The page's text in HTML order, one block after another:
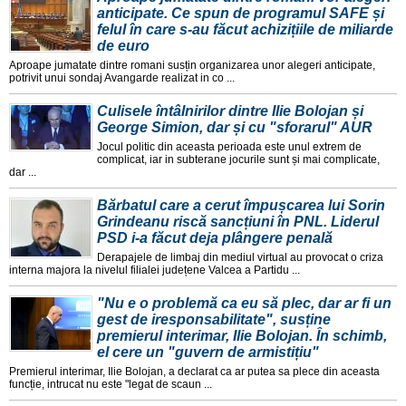
anticipate. Ce spun de programul SAFE și
felul în care s-au făcut achizițiile de miliarde
de euro
Aproape jumatate dintre romani susțin organizarea unor alegeri anticipate,
potrivit unui sondaj Avangarde realizat in co ...
Culisele întâlnirilor dintre Ilie Bolojan și
George Simion, dar și cu "sforarul" AUR
Jocul politic din aceasta perioada este unul extrem de
complicat, iar in subterane jocurile sunt și mai complicate,
dar ...
Bărbatul care a cerut împușcarea lui Sorin
Grindeanu riscă sancțiuni în PNL. Liderul
PSD i-a făcut deja plângere penală
Derapajele de limbaj din mediul virtual au provocat o criza
interna majora la nivelul filialei județene Valcea a Partidu ...
"Nu e o problemă ca eu să plec, dar ar fi un
gest de iresponsabilitate", susține
premierul interimar, Ilie Bolojan. În schimb,
el cere un "guvern de armistițiu"
Premierul interimar, Ilie Bolojan, a declarat ca ar putea sa plece din aceasta
funcție, intrucat nu este "legat de scaun ...